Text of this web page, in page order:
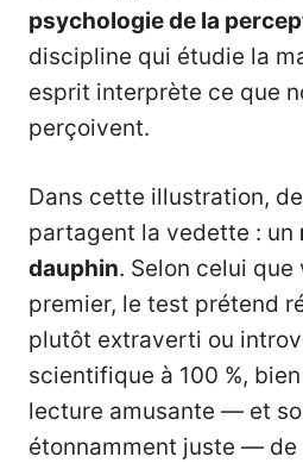
psychologie de la
discipline qui étudie la
esprit interprète ce que
perçoivent.
Dans cette illustration,
partagent la vedette : un
dauphin. Selon celui que
premier, le test prétend
plutôt extraverti ou
scientifique à 100 %,
lecture amusante — et
étonnamment juste — de